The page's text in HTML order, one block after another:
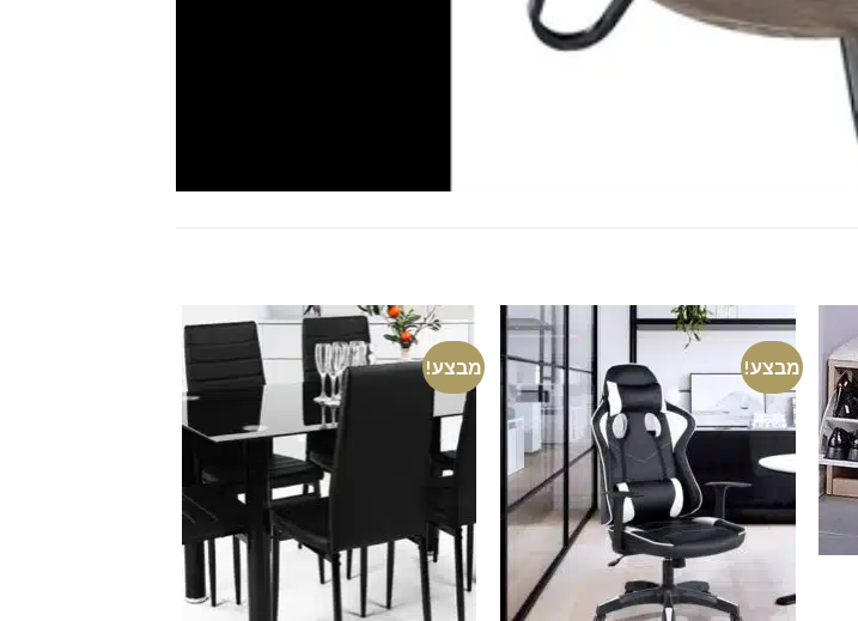
מבצע! מבצע!